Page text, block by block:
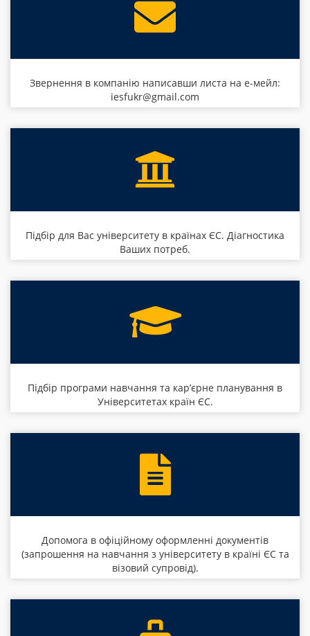
Звернення в компанію написавши листа на е-мейл:
iesfukr@gmail.com
Підбір для Вас університету в країнах ЄС. Діагностика
Ваших потреб.
Підбір програми навчання та кар’єрне планування в
Університетах країн ЄС.
Допомога в офіційному оформленні документів
(запрошення на навчання з університету в країні ЄС та
візовий супровід).